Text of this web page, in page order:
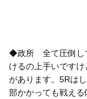
◆政所 全て圧倒し
けるの上手いです
があります。5Rは
部かかっても戦え